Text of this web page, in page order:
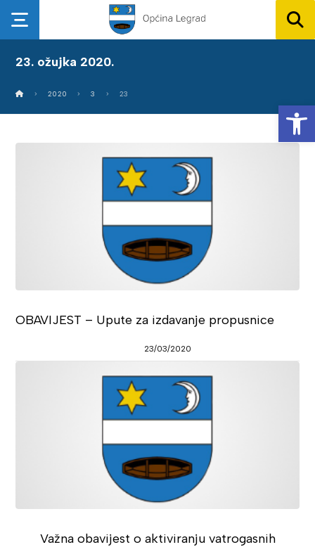
23. ožujka 2020.
2020 3 23
OBAVIJEST – Upute za izdavanje propusnice
23/03/2020
Važna obavijest o aktiviranju vatrogasnih